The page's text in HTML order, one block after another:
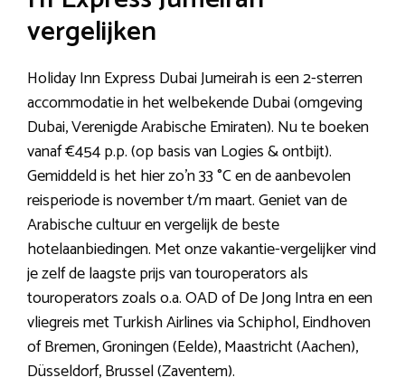
vergelijken
Holiday Inn Express Dubai Jumeirah is een 2-sterren
accommodatie in het welbekende Dubai (omgeving
Dubai, Verenigde Arabische Emiraten). Nu te boeken
vanaf €454 p.p. (op basis van Logies & ontbijt).
Gemiddeld is het hier zo’n 33 °C en de aanbevolen
reisperiode is november t/m maart. Geniet van de
Arabische cultuur en vergelijk de beste
hotelaanbiedingen. Met onze vakantie-vergelijker vind
je zelf de laagste prijs van touroperators als
touroperators zoals o.a. OAD of De Jong Intra en een
vliegreis met Turkish Airlines via Schiphol, Eindhoven
of Bremen, Groningen (Eelde), Maastricht (Aachen),
Düsseldorf, Brussel (Zaventem).